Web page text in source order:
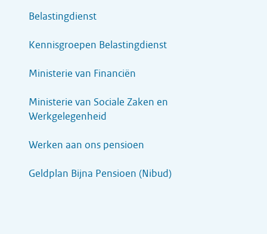
Belastingdienst
Kennisgroepen Belastingdienst
Ministerie van Financiën
Ministerie van Sociale Zaken en
Werkgelegenheid
Werken aan ons pensioen
Geldplan Bijna Pensioen (Nibud)